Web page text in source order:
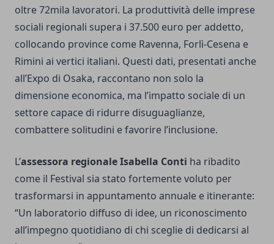
oltre 72mila lavoratori. La produttività delle imprese
sociali regionali supera i 37.500 euro per addetto,
collocando province come Ravenna, Forlì-Cesena e
Rimini ai vertici italiani. Questi dati, presentati anche
all’Expo di Osaka, raccontano non solo la
dimensione economica, ma l’impatto sociale di un
settore capace di ridurre disuguaglianze,
combattere solitudini e favorire l’inclusione.
L’assessora regionale Isabella Conti ha ribadito
come il Festival sia stato fortemente voluto per
trasformarsi in appuntamento annuale e itinerante:
“Un laboratorio diffuso di idee, un riconoscimento
all’impegno quotidiano di chi sceglie di dedicarsi al